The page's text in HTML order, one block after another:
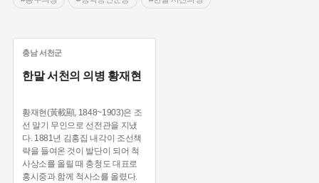
충남서천군
한말 서천의 의병 황재현
황재현(黃載顯, 1848~1903)은 조
선 말기 무인으로 선전관을 지냈
다. 1881년 김홍집 내각이 조선책
략을 들여온 것이 발단이 되어 척
사상소를 올릴 때 충청도 대표로
홍시중과 함께 척사소를 올렸다.